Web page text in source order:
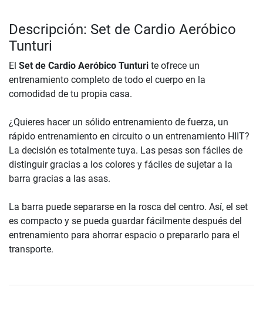
Descripción: Set de Cardio Aeróbico
Tunturi
El Set de Cardio Aeróbico Tunturi te ofrece un
entrenamiento completo de todo el cuerpo en la
comodidad de tu propia casa.
¿Quieres hacer un sólido entrenamiento de fuerza, un
rápido entrenamiento en circuito o un entrenamiento HIIT?
La decisión es totalmente tuya. Las pesas son fáciles de
distinguir gracias a los colores y fáciles de sujetar a la
barra gracias a las asas.
La barra puede separarse en la rosca del centro. Así, el set
es compacto y se pueda guardar fácilmente después del
entrenamiento para ahorrar espacio o prepararlo para el
transporte.